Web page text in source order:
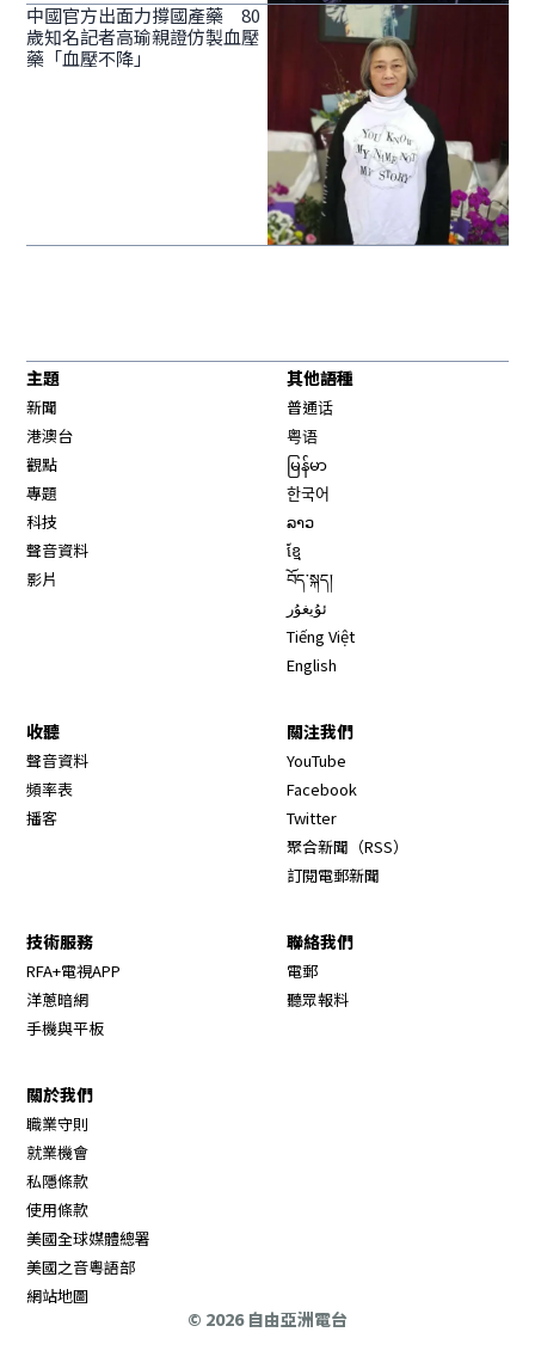
中國官方出面力撐國產藥 80
歲知名記者高瑜親證仿製血壓
藥「血壓不降」
主題
新聞
港澳台
觀點
專題
科技
聲音資料
影片
其他語種
普通话
粤语
မြန်မာ
한국어
ລາວ
ខ្មែ
བོད་སྐད།
ئۇيغۇر
Tiếng Việt
English
收聽
聲音資料
頻率表
播客
關注我們
YouTube
Facebook
Twitter
聚合新聞（RSS）
訂閱電郵新聞
技術服務
RFA+電視APP
洋蔥暗網
手機與平板
聯絡我們
電郵
聽眾報料
關於我們
職業守則
就業機會
私隱條款
使用條款
美國全球媒體總署
美國之音粵語部
網站地圖
© 2026 自由亞洲電台